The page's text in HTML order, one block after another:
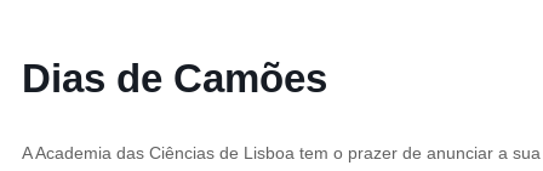
Dias de Camões
A Academia das Ciências de Lisboa tem o prazer de anunciar a sua